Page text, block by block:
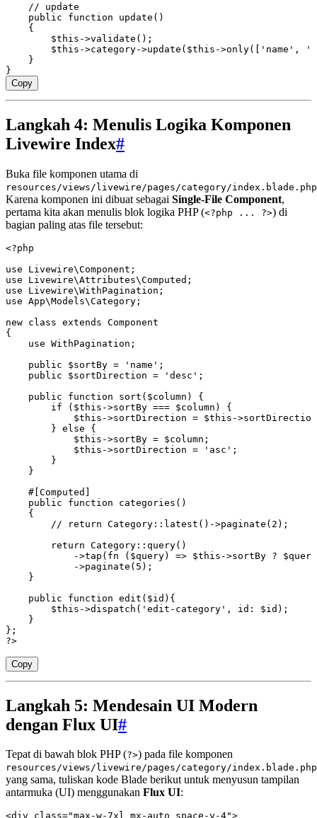
    // update
    public
function update ()
    {
        $this
->validate () ;
        $this
->category->update ( $this ->only( 'name' ,
    }
}
Copy
Langkah 4: Menulis Logika Komponen
Livewire Index#
Buka file komponen utama di
resources/views/livewire/pages/category/index.blade.php
Karena komponen ini dibuat sebagai Single-File Component,
pertama kita akan menulis blok logika PHP (<?php ... ?>) di
bagian paling atas file tersebut:
<?php
use Livewire\Component ;
use Livewire\Attributes\Computed ;
use Livewire\WithPagination ;
use App\Models\Category ;
new class extends Component
{
    use
WithPagination ;
    public
$sortBy = 'name' ;
    public
$sortDirection = 'desc' ;
    public
function sort ($column) {
        if
( $this ->sortBy === $column) {
            $this
->sortDirection = $this ->
        }
else {
            $this
->sortBy = $column;
            $this
->sortDirection = 'asc' ;
        }
    }
    #[
Computed ]
    public
function categories ()
    {
        // return Category::latest()->paginate(2);
        return
Category :: query()
            ->
tap ( fn ($query) => $this ->sortBy ? $query
            ->
paginate ( 5 ) ;
    }
    public
function edit ($id){
        $this
->dispatch ( 'edit-category' , id : $id ) ;
    }
};
?>
Copy
Langkah 5: Mendesain UI Modern
dengan Flux UI#
Tepat di bawah blok PHP (?>) pada file komponen
resources/views/livewire/pages/category/index.blade.php
yang sama, tuliskan kode Blade berikut untuk menyusun tampilan
antarmuka (UI) menggunakan Flux UI:
<div class="max-w-7xl mx-auto space-y-4">